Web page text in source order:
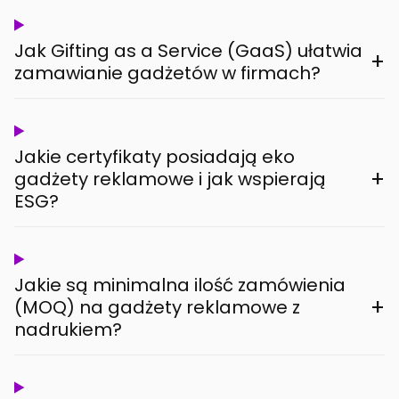
Jak Gifting as a Service (GaaS) ułatwia
zamawianie gadżetów w firmach?
+
Jakie certyfikaty posiadają eko
gadżety reklamowe i jak wspierają
ESG?
+
Jakie są minimalna ilość zamówienia
(MOQ) na gadżety reklamowe z
nadrukiem?
+